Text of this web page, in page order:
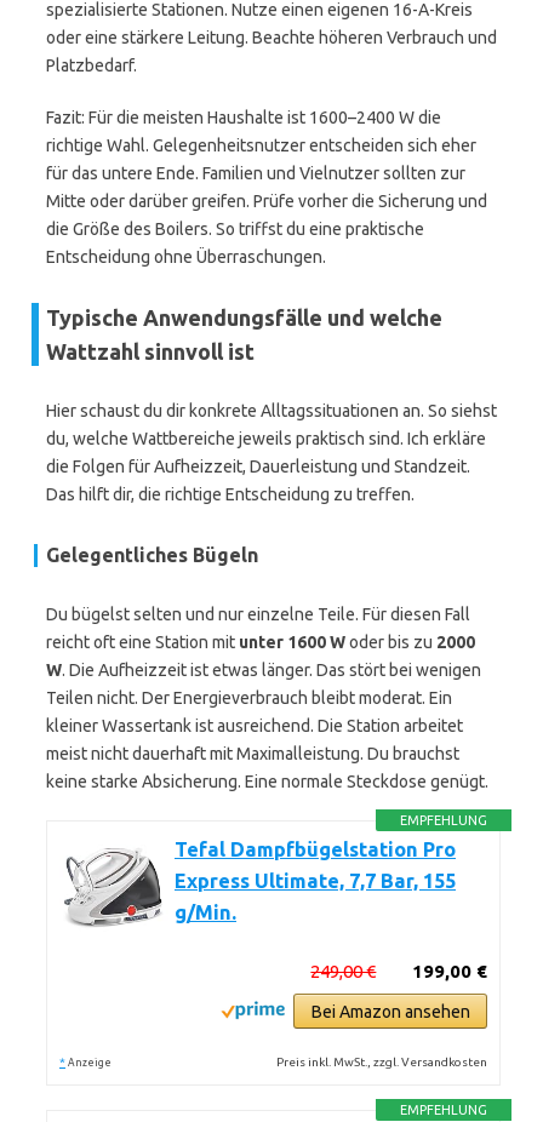
spezialisierte Stationen. Nutze einen eigenen 16-A-Kreis
oder eine stärkere Leitung. Beachte höheren Verbrauch und
Platzbedarf.
Fazit: Für die meisten Haushalte ist 1600–2400 W die
richtige Wahl. Gelegenheitsnutzer entscheiden sich eher
für das untere Ende. Familien und Vielnutzer sollten zur
Mitte oder darüber greifen. Prüfe vorher die Sicherung und
die Größe des Boilers. So triffst du eine praktische
Entscheidung ohne Überraschungen.
Typische Anwendungsfälle und welche
Wattzahl sinnvoll ist
Hier schaust du dir konkrete Alltagssituationen an. So siehst
du, welche Wattbereiche jeweils praktisch sind. Ich erkläre
die Folgen für Aufheizzeit, Dauerleistung und Standzeit.
Das hilft dir, die richtige Entscheidung zu treffen.
Gelegentliches Bügeln
Du bügelst selten und nur einzelne Teile. Für diesen Fall
reicht oft eine Station mit unter 1600 Woder bis zu 2000
W. Die Aufheizzeit ist etwas länger. Das stört bei wenigen
Teilen nicht. Der Energieverbrauch bleibt moderat. Ein
kleiner Wassertank ist ausreichend. Die Station arbeitet
meist nicht dauerhaft mit Maximalleistung. Du brauchst
keine starke Absicherung. Eine normale Steckdose genügt.
EMPFEHLUNG
Tefal Dampfbügelstation Pro
Express Ultimate, 7,7 Bar, 155
g/Min.
199,00 €
249,00 €
Bei Amazon ansehen
* Anzeige Preis inkl. MwSt., zzgl. Versandkosten
EMPFEHLUNG